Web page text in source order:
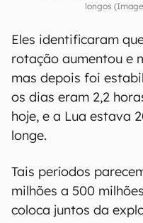
longos
Eles identificaram
rotação aumentou e
mas depois foi
os dias eram 2,2
hoje, e a Lua estava
longe.
Tais períodos
milhões a 500
coloca juntos da